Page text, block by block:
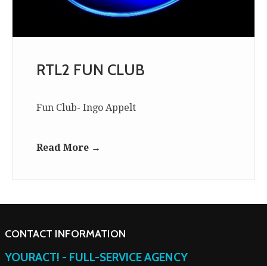
RTL2 FUN CLUB
Fun Club- Ingo Appelt
Read More →
CONTACT INFORMATION
YOURACT! - FULL-SERVICE AGENCY